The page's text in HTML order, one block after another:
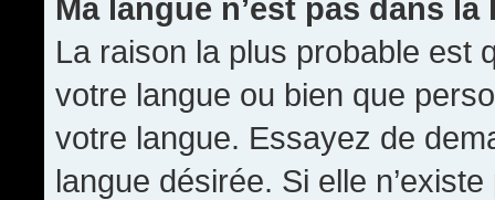
Ma langue n’est pas dans la
La raison la plus probable est
votre langue ou bien que
votre langue. Essayez de
langue désirée. Si elle